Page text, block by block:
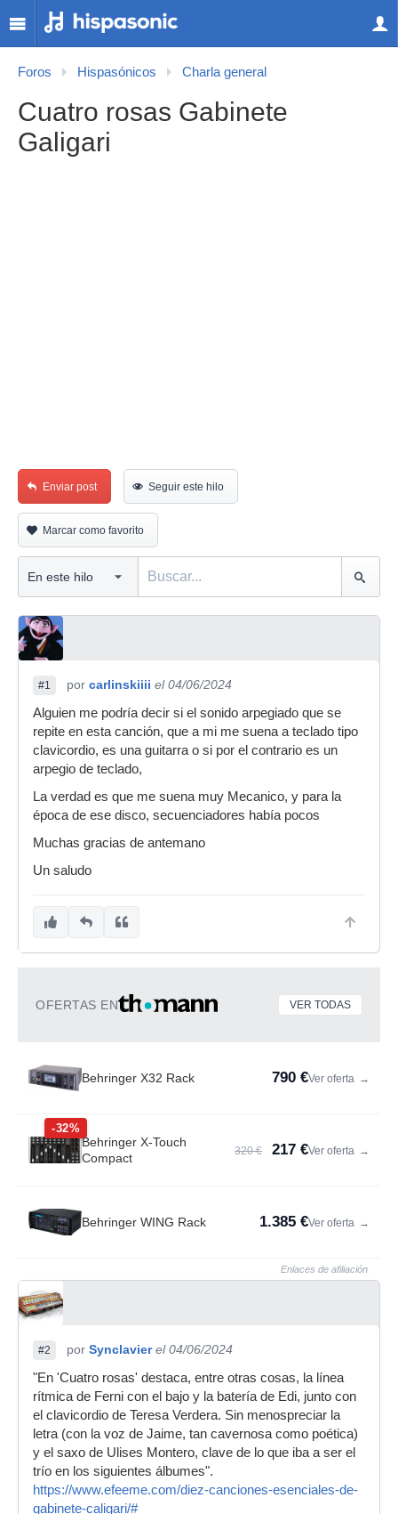
Foros Hispasónicos Charla general
Cuatro rosas Gabinete
Galigari
Enviar post Seguir este hilo
Marcar como favorito
#1 por carlinskiiii el 04/06/2024
Alguien me podría decir si el sonido arpegiado que se
repite en esta canción, que a mi me suena a teclado tipo
clavicordio, es una guitarra o si por el contrario es un
arpegio de teclado,
La verdad es que me suena muy Mecanico, y para la
época de ese disco, secuenciadores había pocos
Muchas gracias de antemano
Un saludo
OFERTAS EN VER TODAS
Behringer X32 Rack 790 €Ver oferta →
-32%
Behringer X-Touch
Compact
320 € 217 €Ver oferta →
Behringer WING Rack 1.385 €Ver oferta →
Enlaces de afiliación
#2 por Synclavier el 04/06/2024
"En 'Cuatro rosas' destaca, entre otras cosas, la línea
rítmica de Ferni con el bajo y la batería de Edi, junto con
el clavicordio de Teresa Verdera. Sin menospreciar la
letra (con la voz de Jaime, tan cavernosa como poética)
y el saxo de Ulises Montero, clave de lo que iba a ser el
trío en los siguientes álbumes".
https://www.efeeme.com/diez-canciones-esenciales-de-
gabinete-caligari/#